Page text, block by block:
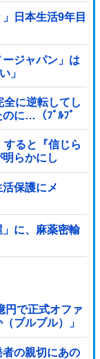
日本生活9年目
ジャパン」は
」
全に逆転してし
に…（ﾌﾞﾙﾌﾞ
すると『信じら
らかにし
保護にメ
に、麻薬密輸
円で正式オファ
ブルブル）」
ど、それでも
の親切にあの